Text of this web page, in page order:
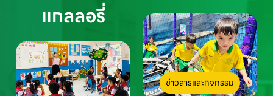
แกลลอรี่
ข่าวสารและกิจกรรม